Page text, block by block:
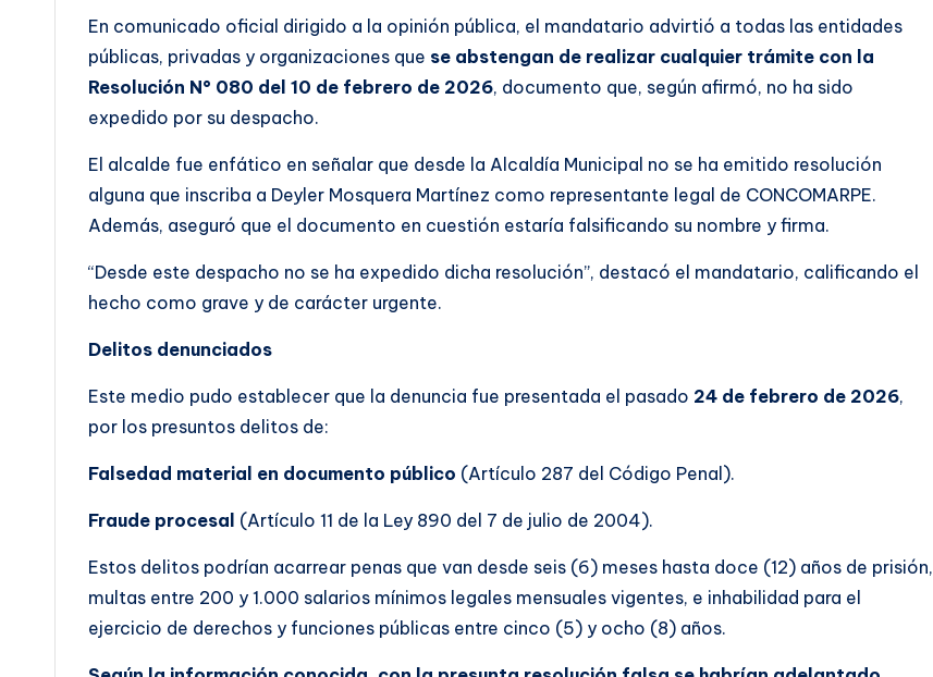
En comunicado oficial dirigido a la opinión pública, el mandatario advirtió a todas las entidades
públicas, privadas y organizaciones que se abstengan de realizar cualquier trámite con la
Resolución N° 080 del 10 de febrero de 2026, documento que, según afirmó, no ha sido
expedido por su despacho.
El alcalde fue enfático en señalar que desde la Alcaldía Municipal no se ha emitido resolución
alguna que inscriba a Deyler Mosquera Martínez como representante legal de CONCOMARPE.
Además, aseguró que el documento en cuestión estaría falsificando su nombre y firma.
“Desde este despacho no se ha expedido dicha resolución”, destacó el mandatario, calificando el
hecho como grave y de carácter urgente.
Delitos denunciados
Este medio pudo establecer que la denuncia fue presentada el pasado 24 de febrero de 2026,
por los presuntos delitos de:
Falsedad material en documento público (Artículo 287 del Código Penal).
Fraude procesal (Artículo 11 de la Ley 890 del 7 de julio de 2004).
Estos delitos podrían acarrear penas que van desde seis (6) meses hasta doce (12) años de prisión,
multas entre 200 y 1.000 salarios mínimos legales mensuales vigentes, e inhabilidad para el
ejercicio de derechos y funciones públicas entre cinco (5) y ocho (8) años.